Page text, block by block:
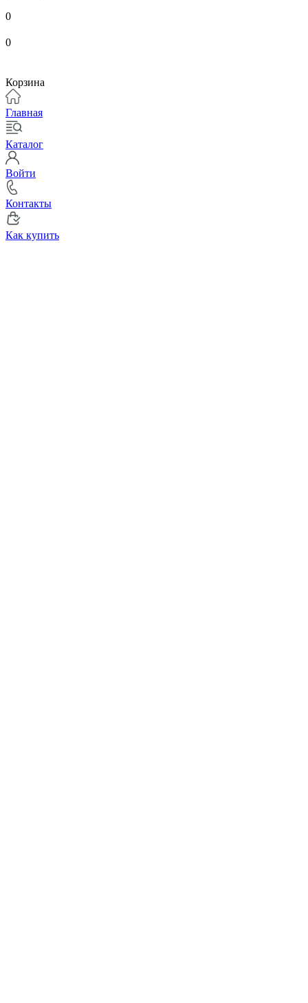
0
0
Корзина
Главная
Каталог
Войти
Контакты
Как купить